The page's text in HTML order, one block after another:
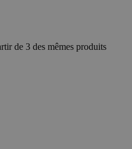
de 3 des mêmes produits